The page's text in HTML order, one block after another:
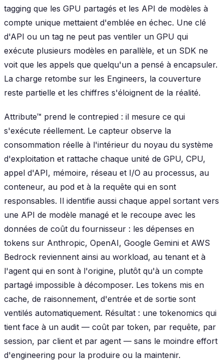
tagging que les GPU partagés et les API de modèles à
compte unique mettaient d'emblée en échec. Une clé
d'API ou un tag ne peut pas ventiler un GPU qui
exécute plusieurs modèles en parallèle, et un SDK ne
voit que les appels que quelqu'un a pensé à encapsuler.
La charge retombe sur les Engineers, la couverture
reste partielle et les chiffres s'éloignent de la réalité.
Attribute™ prend le contrepied : il mesure ce qui
s'exécute réellement. Le capteur observe la
consommation réelle à l'intérieur du noyau du système
d'exploitation et rattache chaque unité de GPU, CPU,
appel d'API, mémoire, réseau et I/O au processus, au
conteneur, au pod et à la requête qui en sont
responsables. Il identifie aussi chaque appel sortant vers
une API de modèle managé et le recoupe avec les
données de coût du fournisseur : les dépenses en
tokens sur Anthropic, OpenAI, Google Gemini et AWS
Bedrock reviennent ainsi au workload, au tenant et à
l'agent qui en sont à l'origine, plutôt qu'à un compte
partagé impossible à décomposer. Les tokens mis en
cache, de raisonnement, d'entrée et de sortie sont
ventilés automatiquement. Résultat : une tokenomics qui
tient face à un audit — coût par token, par requête, par
session, par client et par agent — sans le moindre effort
d'engineering pour la produire ou la maintenir.